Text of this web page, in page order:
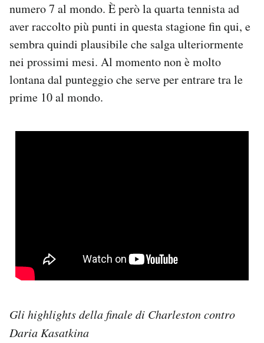
numero 7 al mondo. È però la quarta tennista ad
aver raccolto più punti in questa stagione fin qui, e
sembra quindi plausibile che salga ulteriormente
nei prossimi mesi. Al momento non è molto
lontana dal punteggio che serve per entrare tra le
prime 10 al mondo.
Gli highlights della finale di Charleston contro
Daria Kasatkina